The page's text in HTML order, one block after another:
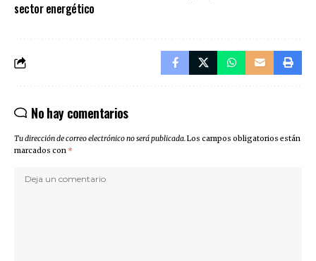
sector energético
No hay comentarios
Tu dirección de correo electrónico no será publicada.Los campos obligatorios están
marcados con *